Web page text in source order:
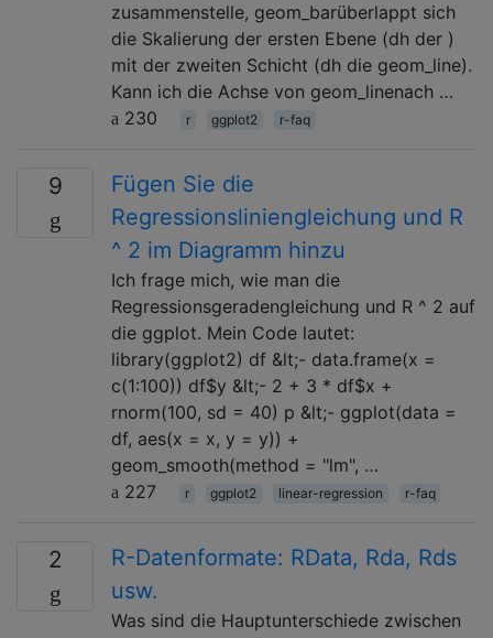
zusammenstelle, geom_barüberlappt sich
die Skalierung der ersten Ebene (dh der )
mit der zweiten Schicht (dh die geom_line).
Kann ich die Achse von geom_linenach …
230
r ggplot2 r-faq
9
Fügen Sie die
Regressionsliniengleichung und R
^ 2 im Diagramm hinzu
Ich frage mich, wie man die
Regressionsgeradengleichung und R ^ 2 auf
die ggplot. Mein Code lautet:
library(ggplot2) df &lt;- data.frame(x =
c(1:100)) df$y &lt;- 2 + 3 * df$x +
rnorm(100, sd = 40) p &lt;- ggplot(data =
df, aes(x = x, y = y)) +
geom_smooth(method = "lm", …
227
r ggplot2 linear-regression r-faq
2
R-Datenformate: RData, Rda, Rds
usw.
Was sind die Hauptunterschiede zwischen